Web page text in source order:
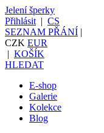
Jelení šperky
Přihlásit | CS
SEZNAM PŘÁNÍ |
CZK EUR
| KOŠÍK
HLEDAT
E-shop
Galerie
Kolekce
Blog